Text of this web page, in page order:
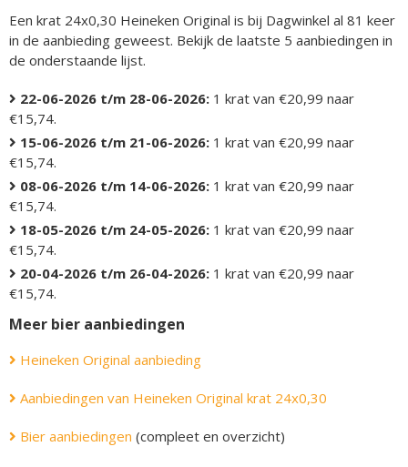
Een krat 24x0,30 Heineken Original is bij Dagwinkel al 81 keer
in de aanbieding geweest. Bekijk de laatste 5 aanbiedingen in
de onderstaande lijst.
22-06-2026 t/m 28-06-2026: 1 krat van €20,99 naar
€15,74.
15-06-2026 t/m 21-06-2026: 1 krat van €20,99 naar
€15,74.
08-06-2026 t/m 14-06-2026: 1 krat van €20,99 naar
€15,74.
18-05-2026 t/m 24-05-2026: 1 krat van €20,99 naar
€15,74.
20-04-2026 t/m 26-04-2026: 1 krat van €20,99 naar
€15,74.
Meer bier aanbiedingen
Heineken Original aanbieding
Aanbiedingen van Heineken Original krat 24x0,30
Bier aanbiedingen (compleet en overzicht)